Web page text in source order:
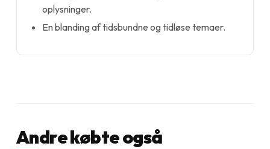
oplysninger.
En blanding af tidsbundne og tidløse temaer.
Andre købte også